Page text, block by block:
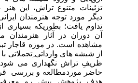
تزئینات متنوع تراش، این هنر صنعتِ
دیگر مورد توجه هنرمندان ایرانی قرار
تداوم یافت؛ بطوریکه بسیاری از
آن دوران در آثار هنرمندان معاصر
مشاهده است. در موزه قاجار تبریز
از شیشه های وارداتی ِتجملاتی با تزئینات
ظریفِ تراش نگهداری می شود که در
حاضر موردمطالعه و بررسی قرار